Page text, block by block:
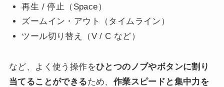
再生 / 停止（Space）
ズームイン・アウト（タイムライン）
ツール切り替え（V / C など）
など、よく使う操作をひとつのノブやボタンに割り
当てることができるため、 作業スピードと集中力を